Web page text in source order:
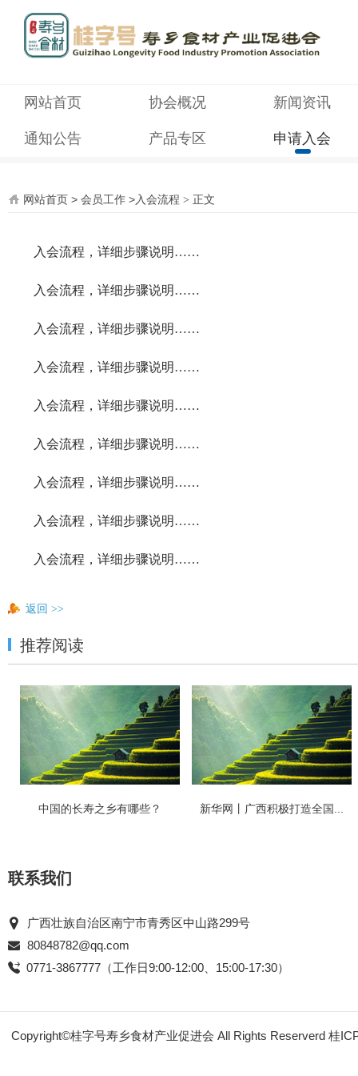
网站首页 协会概况 新闻资讯
通知公告 产品专区 申请入会
网站首页 > 会员工作 >入会流程 > 正文
入会流程，详细步骤说明……
入会流程，详细步骤说明……
入会流程，详细步骤说明……
入会流程，详细步骤说明……
入会流程，详细步骤说明……
入会流程，详细步骤说明……
入会流程，详细步骤说明……
入会流程，详细步骤说明……
入会流程，详细步骤说明……
返回 >>
推荐阅读
中国的长寿之乡有哪些？ 新华网丨广西积极打造全国...
联系我们
广西壮族自治区南宁市青秀区中山路299号
80848782@qq.com
0771-3867777（工作日9:00-12:00、15:00-17:30）
Copyright©桂字号寿乡食材产业促进会 All Rights Reserverd 桂